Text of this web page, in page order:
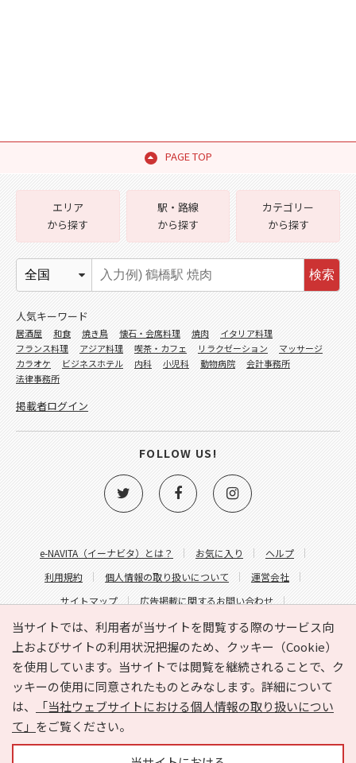
PAGE TOP
当サイトでは、利用者が当サイトを閲覧する際のサービス向
上およびサイトの利用状況把握のため、クッキー（Cookie）
を使用しています。当サイトでは閲覧を継続されることで、ク
ッキーの使用に同意されたものとみなします。詳細について
は、
「当社ウェブサイトにおける個人情報の取り扱いについ
て」 をご覧ください。
e-NAVITA（イーナビタ）とは？ お気に入り
ヘルプ
利用規約
個人情報の取り扱いについて
運営会社
サイトマップ
広告掲載に関するお問い合わせ
サイトの内容に関するお問い合わせ
エリア
から探す
駅・路線
から探す
カテゴリー
から探す
検索
人気キーワード
居酒屋 和食 焼き鳥 懐石・会席料理 焼肉
イタリア料理
フランス料理
アジア料理 喫茶・カフェ リラクゼーション
マッサージ
カラオケ
ビジネスホテル 内科 小児科 動物病院
会計事務所
法律事務所
掲載者ログイン
FOLLOW US!
Copyright © HYOJITO.Co.,Ltd. All Rights Reserved.